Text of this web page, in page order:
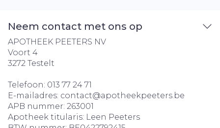
Neem contact met ons op
APOTHEEK PEETERS NV
Voort 4
3272 Testelt
Telefoon: 013 77 24 71
E-mailadres: contact@apotheekpeeters.be
APB nummer: 263001
Apotheek titularis: Leen Peeters